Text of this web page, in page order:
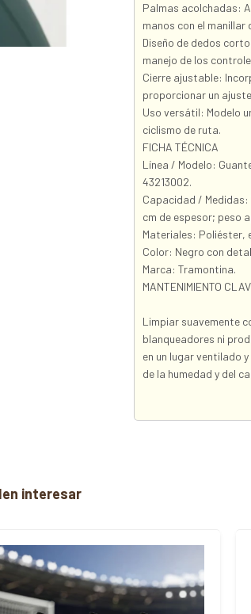
Palmas acolchadas:
manos con el
Diseño de dedos
manejo de los
Cierre ajustable:
proporcionar un
Uso versátil: Modelo
ciclismo de ruta.
FICHA TÉCNICA
Línea / Modelo:
43213002.
Capacidad / Medidas:
cm de espesor; peso
Materiales: Poliéster,
Color: Negro con
Marca: Tramontina.
MANTENIMIENTO
Limpiar suavemente
blanqueadores ni
en un lugar ventilado
de la humedad y del
interesar